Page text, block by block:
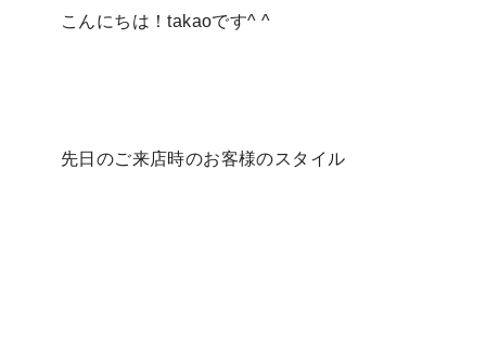
こんにちは！takaoです^ ^
先日のご来店時のお客様のスタイル